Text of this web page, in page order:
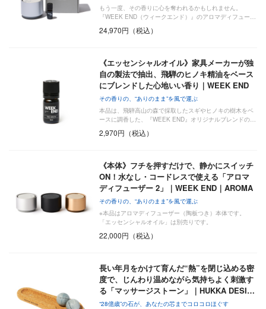
もう一度、その香りに心を奪われるかもしれません。
『WEEK END（ウィークエンド）』のアロマディフュー…
24,970円（税込）
《エッセンシャルオイル》家具メーカーが独
自の製法で抽出、飛騨のヒノキ精油をベース
にブレンドした心地いい香り｜WEEK END
その香りの、“ありのまま”を風で運ぶ
本品は、飛騨高山の森で採取したスギやヒノキの樹木をベ
ースに調香した、『WEEK END』オリジナルブレンドの…
2,970円（税込）
《本体》フチを押すだけで、静かにスイッチ
ON！水なし・コードレスで使える「アロマ
ディフューザー 2」｜WEEK END｜AROMA
…
その香りの、“ありのまま”を風で運ぶ
※本品はアロマディフューザー（陶板つき）本体です。
「エッセンシャルオイル」は別売りです。
22,000円（税込）
長い年月をかけて育んだ“熱”を閉じ込める密
度で、じんわり温めながら気持ちよく刺激す
る「マッサージストーン」｜HUKKA DESI…
“28億歳”の石が、あなたの芯までコロコロほぐす